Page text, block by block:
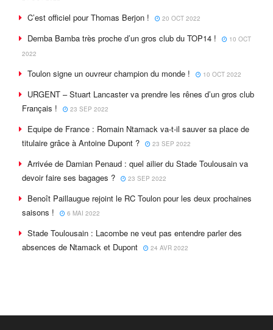
C’est officiel pour Thomas Berjon ! 20 OCT 2022
Demba Bamba très proche d’un gros club du TOP14 !
10 OCT
2022
Toulon signe un ouvreur champion du monde ! 10 OCT 2022
URGENT – Stuart Lancaster va prendre les rênes d’un gros club
Français !
23 SEP 2022
Equipe de France : Romain Ntamack va-t-il sauver sa place de
titulaire grâce à Antoine Dupont ?
23 SEP 2022
Arrivée de Damian Penaud : quel ailier du Stade Toulousain va
devoir faire ses bagages ?
23 SEP 2022
Benoît Paillaugue rejoint le RC Toulon pour les deux prochaines
saisons !
6 MAI 2022
Stade Toulousain : Lacombe ne veut pas entendre parler des
absences de Ntamack et Dupont
24 AVR 2022